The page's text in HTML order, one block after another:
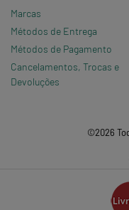
Marcas
Métodos de Entrega
Métodos de Pagamento
Cancelamentos, Trocas e
Devoluções
©2026